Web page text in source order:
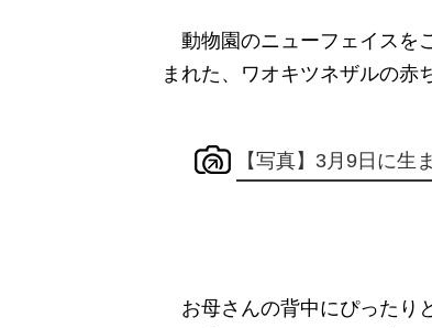
動物園のニューフェイスを
まれた、ワオキツネザルの赤
【写真】3月9日に生
お母さんの背中にぴったり